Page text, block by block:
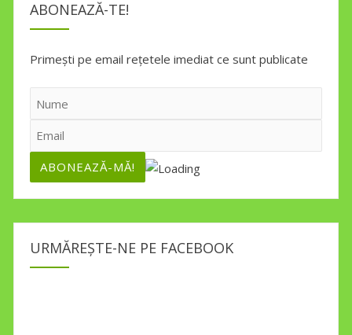
ABONEAZĂ-TE!
Primești pe email rețetele imediat ce sunt publicate
URMĂREȘTE-NE PE FACEBOOK